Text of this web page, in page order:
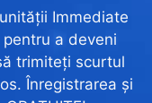
Immediate
a deveni
trimiteți scurtul
Înregistrarea și